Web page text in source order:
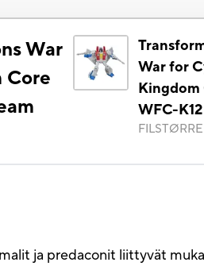
War
Core
War for
Kingdom
WFC-
ja predaconit liittyvät